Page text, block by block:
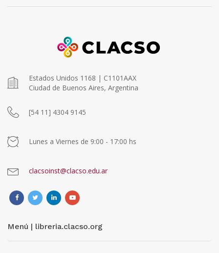
Estados Unidos 1168 | C1101AAX
Ciudad de Buenos Aires, Argentina
[54 11] 4304 9145
Lunes a Viernes de 9:00 - 17:00 hs
clacsoinst@clacso.edu.ar
Menú | libreria.clacso.org